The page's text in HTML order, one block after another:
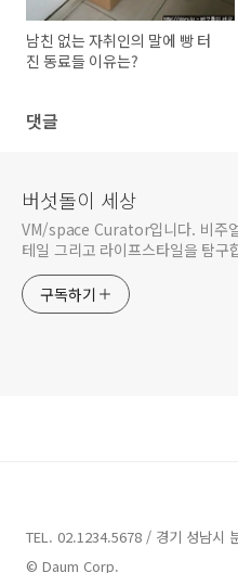
남친 없는 자취인의 말에 빵 터
진 동료들 이유는?
댓글
버섯돌이 세상
VM/space Curator입니다. 비주
테일 그리고 라이프스타일을 탐구
구독하기
TEL. 02.1234.5678 / 경기 성남시
© Daum Corp.